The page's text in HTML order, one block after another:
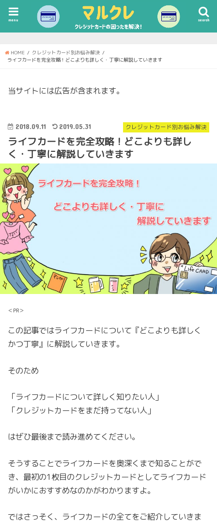
search
menu
HOME
クレジットカード別お悩み解決
ライフカードを完全攻略！どこよりも詳しく・丁寧に解説していきます
当サイトには広告が含まれます。
クレジットカード別お悩み解決
2018.09.11 2019.05.31
ライフカードを完全攻略！どこよりも詳し
く・丁寧に解説していきます
＜PR＞
この記事ではライフカードについて『どこよりも詳しく
かつ丁寧』に解説していきます。
そのため
「ライフカードについて詳しく知りたい人」
「クレジットカードをまだ持ってない人」
はぜひ最後まで読み進めてください。
そうすることでライフカードを奥深くまで知ることがで
き、最初の1枚目のクレジットカードとしてライフカード
がいかにおすすめなのかがわかりますよ。
ではさっそく、ライフカードの全てをご紹介していきま